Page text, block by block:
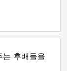
는 후배들을